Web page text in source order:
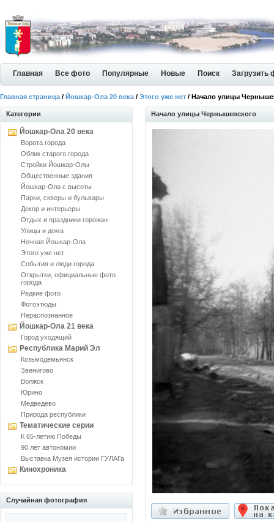
Главная Все фото Популярные Новые Поиск Загрузить
Главная страница / Йошкар-Ола 20 века / Этого уже нет / Начало улицы
Категории
Йошкар-Ола 20 века
Ворота города
Облик старого города
Стройки Йошкар-Олы
Общественные здания
Йошкар-Ола с высоты
Парки, скверы и бульвары
Декор и интерьеры
Отдых и праздники горожан
Улицы и дома
Ночная Йошкар-Ола
Этого уже нет
События и люди города
Открытки, официальные фото
города
Редкие фото
Фотоэтюды
Нераспознанное
Йошкар-Ола 21 века
Город уходящий
Республика Марий Эл
Козьмодемьянск
Звенигово
Волжск
Юрино
Медведево
Природа республики
Тематические серии
К 65-летию Победы
90 лет автономии
Выставка Музея истории ГУЛАГа
Кинохроника
Случайная фотография
Начало улицы Чернышевского